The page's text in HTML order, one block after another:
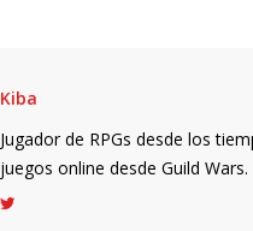
Kiba
Jugador de RPGs desde los
juegos online desde Guild